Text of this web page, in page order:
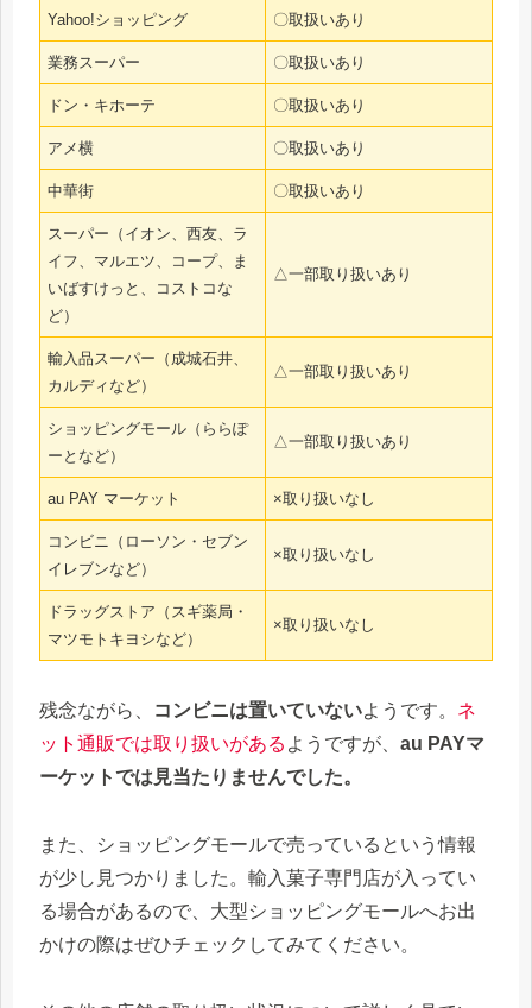
Yahoo!ショッピング 〇取扱いあり
業務スーパー 〇取扱いあり
ドン・キホーテ 〇取扱いあり
アメ横 〇取扱いあり
中華街 〇取扱いあり
スーパー（イオン、西友、ラ
イフ、マルエツ、コープ、ま
いばすけっと、コストコな
ど）
△一部取り扱いあり
輸入品スーパー（成城石井、
カルディなど）
△一部取り扱いあり
ショッピングモール（ららぽ
ーとなど）
△一部取り扱いあり
au PAY マーケット ×取り扱いなし
コンビニ（ローソン・セブン
イレブンなど）
×取り扱いなし
ドラッグストア（スギ薬局・
マツモトキヨシなど）
×取り扱いなし
残念ながら、 コンビニは置いていないようです。 ネ
ット通販では取り扱いがある ようですが、 au PAYマ
ーケットでは見当たりませんでした。
また、ショッピングモールで売っているという情報
が少し見つかりました。輸入菓子専門店が入ってい
る場合があるので、大型ショッピングモールへお出
かけの際はぜひチェックしてみてください。